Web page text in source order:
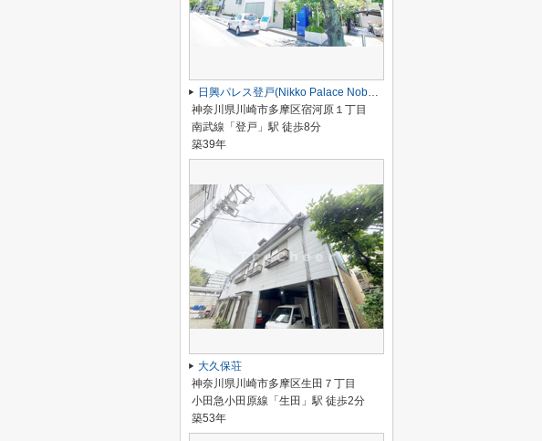
日興パレス登戸(Nikko Palace Noborito)
神奈川県川崎市多摩区宿河原１丁目
南武線「登戸」駅 徒歩8分
築39年
大久保荘
神奈川県川崎市多摩区生田７丁目
小田急小田原線「生田」駅 徒歩2分
築53年